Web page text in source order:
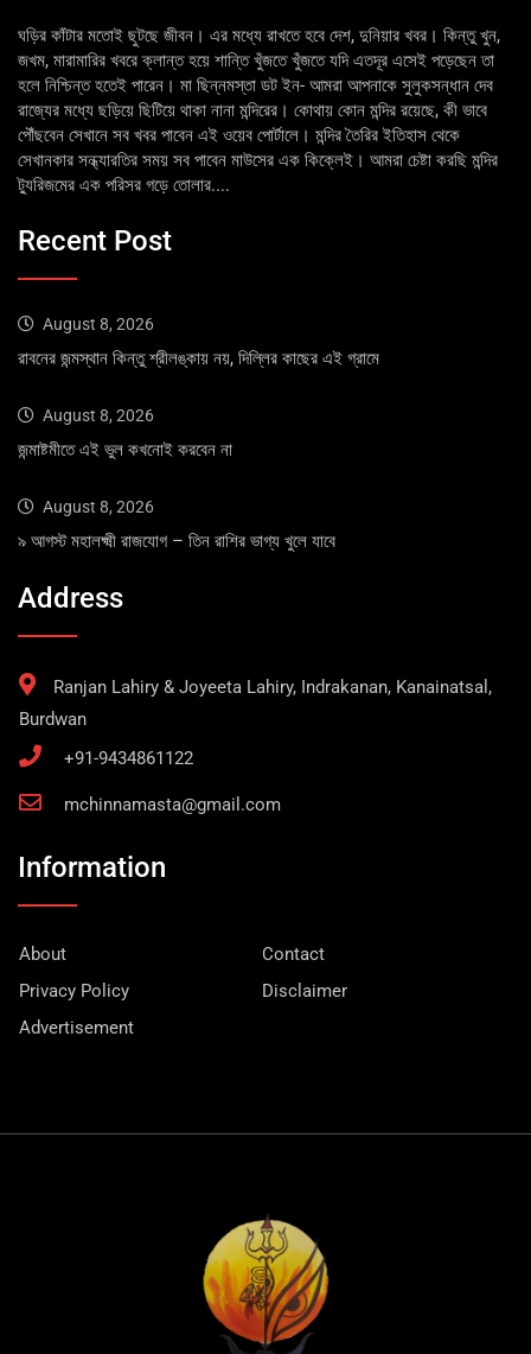
ঘড়ির কাঁটার মতোই ছুটছে জীবন। এর মধ্যে রাখতে হবে দেশ, দুনিয়ার খবর। কিন্তু খুন,
জখম, মারামারির খবরে ক্লান্ত হয়ে শান্তি খুঁজতে খুঁজতে যদি এতদূর এসেই পড়েছেন তা
হলে নিশ্চিন্ত হতেই পারেন। মা ছিন্নমস্তা ডট ইন- আমরা আপনাকে সুলুকসন্ধান দেব
রাজ্যের মধ্যে ছড়িয়ে ছিটিয়ে থাকা নানা মন্দিরের। কোথায় কোন মন্দির রয়েছে, কী ভাবে
পৌঁছবেন সেখানে সব খবর পাবেন এই ওয়েব পোর্টালে। মন্দির তৈরির ইতিহাস থেকে
সেখানকার সন্ধ্যারতির সময় সব পাবেন মাউসের এক কিক্লেই। আমরা চেষ্টা করছি মন্দির
ট্যুরিজমের এক পরিসর গড়ে তোলার....
Recent Post
August 8, 2026
রাবনের জন্মস্থান কিন্তু শ্রীলঙ্কায় নয়, দিল্লির কাছের এই গ্রামে
August 8, 2026
জন্মাষ্টমীতে এই ভুল কখনোই করবেন না
August 8, 2026
৯ আগস্ট মহালক্ষ্মী রাজযোগ – তিন রাশির ভাগ্য খুলে যাবে
Address
Ranjan Lahiry & Joyeeta Lahiry, Indrakanan, Kanainatsal,
Burdwan
+91-9434861122
mchinnamasta@gmail.com
Information
About
Contact
Privacy Policy
Disclaimer
Advertisement